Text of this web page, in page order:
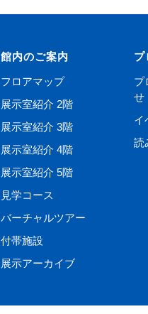
館内のご案内
フロアマップ
展示室紹介 2階
展示室紹介 3階
展示室紹介 4階
展示室紹介 5階
見学コース
バーチャルツアー
付帯施設
展示アーカイブ
プ
プ
せ
イ
読